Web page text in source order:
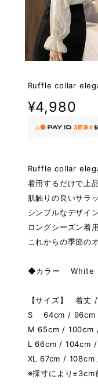
Ruffle collar
¥4,980
Ruffle collar
着用するだけで上
肌触りの良いサラ
シンプルなデザイ
ロングシーズン着
これからの季節の
◆カラー White
【サイズ】 着丈
S 64cm / 96cm
M 65cm / 100cm
L 66cm / 104cm
XL 67cm /
※採寸により±3cm